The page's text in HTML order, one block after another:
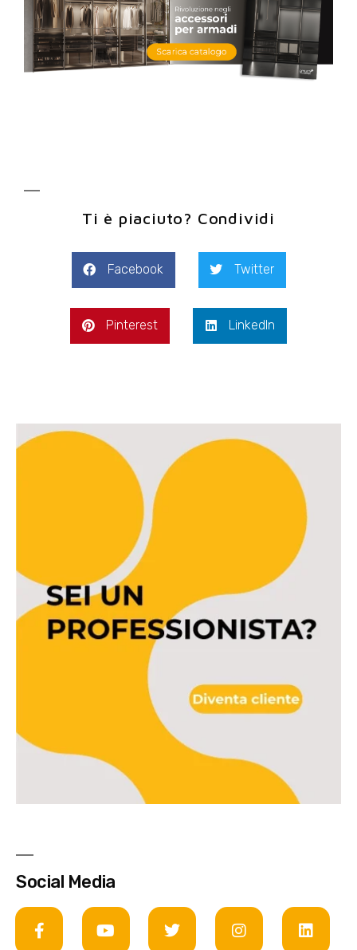
Ti è piaciuto? Condividi
Facebook Twitter
Pinterest LinkedIn
Social Media